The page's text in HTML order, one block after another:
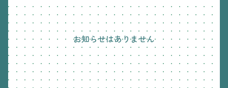
お知らせはありません